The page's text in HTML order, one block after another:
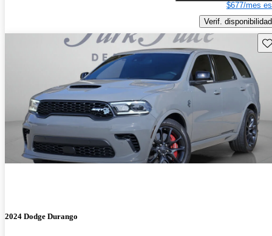
$677/mes
Verif. disponibilidad
2024 Dodge Durango